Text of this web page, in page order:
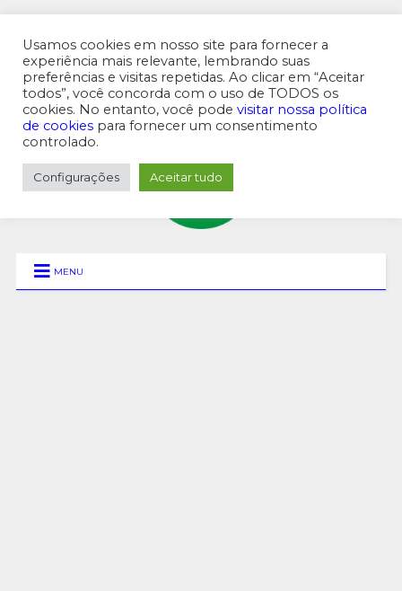
MENU SUPERIOR
MENU
Usamos cookies em nosso site para fornecer a
experiência mais relevante, lembrando suas
preferências e visitas repetidas. Ao clicar em “Aceitar
todos”, você concorda com o uso de TODOS os
cookies. No entanto, você pode visitar nossa política
de cookies para fornecer um consentimento
controlado.
Configurações Aceitar tudo